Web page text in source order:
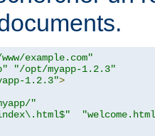
example.com"
"/opt/myapp-1.2.3"
1.2.3">
"